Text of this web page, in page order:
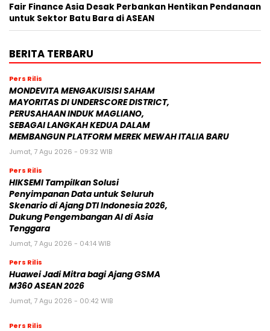
Fair Finance Asia Desak Perbankan Hentikan Pendanaan
untuk Sektor Batu Bara di ASEAN
BERITA TERBARU
Pers Rilis
MONDEVITA MENGAKUISISI SAHAM
MAYORITAS DI UNDERSCORE DISTRICT,
PERUSAHAAN INDUK MAGLIANO,
SEBAGAI LANGKAH KEDUA DALAM
MEMBANGUN PLATFORM MEREK MEWAH ITALIA BARU
Jumat, 7 Agu 2026 - 09:32 WIB
Pers Rilis
HIKSEMI Tampilkan Solusi
Penyimpanan Data untuk Seluruh
Skenario di Ajang DTI Indonesia 2026,
Dukung Pengembangan AI di Asia
Tenggara
Jumat, 7 Agu 2026 - 04:14 WIB
Pers Rilis
Huawei Jadi Mitra bagi Ajang GSMA
M360 ASEAN 2026
Jumat, 7 Agu 2026 - 00:42 WIB
Pers Rilis